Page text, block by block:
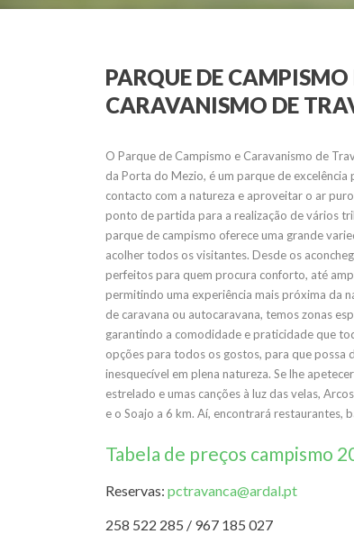
PARQUE DE CAMPISMO
CARAVANISMO DE
O Parque de Campismo e Caravanismo de
da Porta do Mezio, é um parque de excelência
contacto com a natureza e aproveitar o ar
ponto de partida para a realização de vários
parque de campismo oferece uma grande
acolher todos os visitantes. Desde os
perfeitos para quem procura conforto, até
permitindo uma experiência mais próxima da
de caravana ou autocaravana, temos zonas
garantindo a comodidade e praticidade que
opções para todos os gostos, para que possa
inesquecível em plena natureza. Se lhe
estrelado e umas canções à luz das velas,
e o Soajo a 6 km. Aí, encontrará restaurantes,
Tabela de preços campismo
Reservas: pctravanca@ardal.pt
258 522 285 / 967 185 027